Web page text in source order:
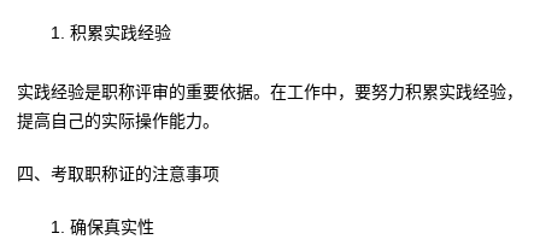
积累实践经验
实践经验是职称评审的重要依据。在工作中，要努力积累实践经验，
提高自己的实际操作能力。
四、考取职称证的注意事项
确保真实性